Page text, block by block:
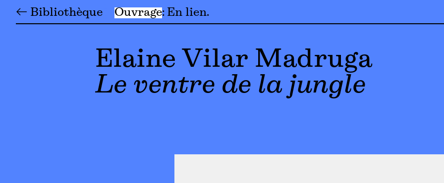
← Bibliothèque Ouvrage En lien
Elaine Vilar Madruga
Le ventre de la jungle